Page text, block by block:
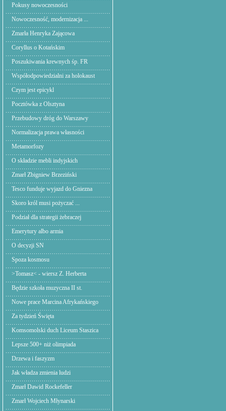
Pokusy nowoczesności
Nowoczesność, modernizacja ...
Zmarła Henryka Zającowa
Coryllus o Kotańskim
Poszukiwania krewnych śp. FR
Współodpowiedzialni za holokaust
Czym jest epicykl
Pocztówka z Olsztyna
Przebudowy dróg do Warszawy
Normalizacja prawa własności
Metamorfozy
O składzie mebli indyjskich
Zmarł Zbigniew Brzeziński
Tesco funduje wyjazd do Gniezna
Skoro król musi pożyczać ...
Podział dla strategii żebraczej
Emerytury albo armia
O decyzji SN
Spoza kosmosu
>Tomasz< - wiersz Z. Herberta
Będzie szkoła muzyczna II st.
Nowe prace Marcina Afrykańskiego
Za tydzień Święta
Komsomolski duch Liceum Staszica
Lepsze 500+ niż olimpiada
Drzewa i faszyzm
Jak władza zmienia ludzi
Zmarł Dawid Rockefeller
Zmarł Wojciech Młynarski